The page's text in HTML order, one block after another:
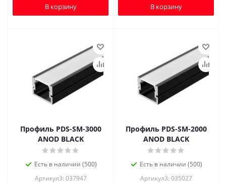
В корзину В корзину
Профиль PDS-SM-3000
ANOD BLACK
Есть в наличии (500)
Артикул3: 037947
Профиль PDS-SM-2000
ANOD BLACK
Есть в наличии (500)
Артикул3: 035027